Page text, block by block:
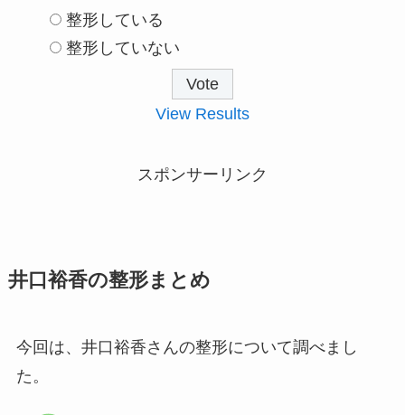
整形している
整形していない
View Results
スポンサーリンク
井口裕香の整形まとめ
今回は、井口裕香さんの整形について調べまし
た。